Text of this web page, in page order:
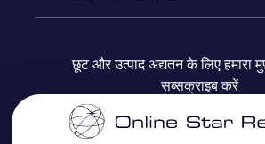
OSR गिफ़्ट कार्ड
स्टार पेज को अपनी पसंद के मुताबिक तैयार
भुगतान जानकारी
छूट और उत्पाद अद्यतन के लिए हमारा
सब्सक्राइब करें